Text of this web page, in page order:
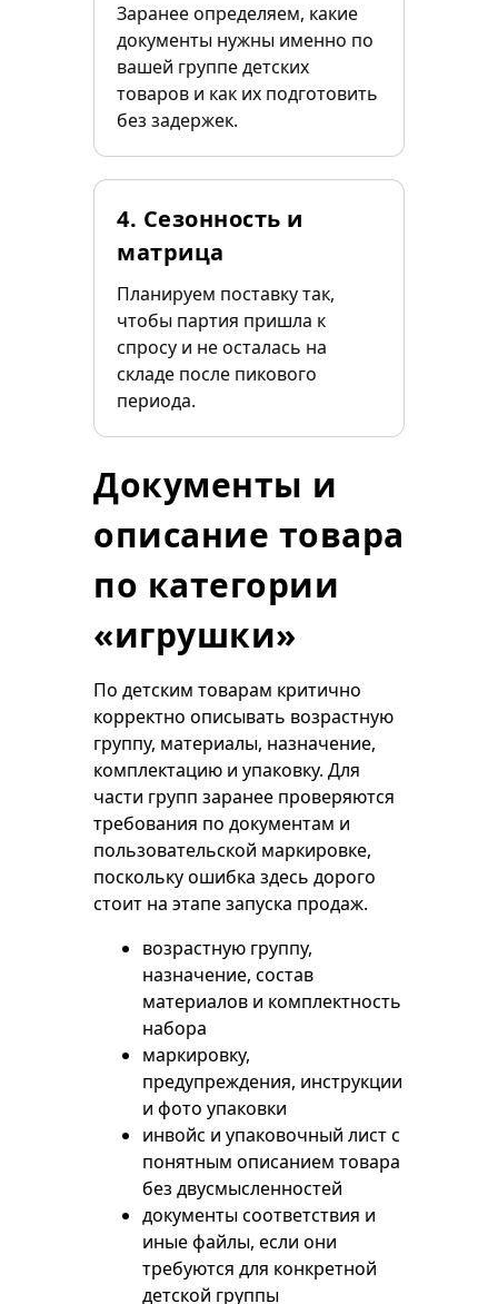
Заранее определяем, какие
документы нужны именно по
вашей группе детских
товаров и как их подготовить
без задержек.
4. Сезонность и
матрица
Планируем поставку так,
чтобы партия пришла к
спросу и не осталась на
складе после пикового
периода.
Документы и
описание товара
по категории
«игрушки»
По детским товарам критично
корректно описывать возрастную
группу, материалы, назначение,
комплектацию и упаковку. Для
части групп заранее проверяются
требования по документам и
пользовательской маркировке,
поскольку ошибка здесь дорого
стоит на этапе запуска продаж.
возрастную группу,
назначение, состав
материалов и комплектность
набора
маркировку,
предупреждения, инструкции
и фото упаковки
инвойс и упаковочный лист с
понятным описанием товара
без двусмысленностей
документы соответствия и
иные файлы, если они
требуются для конкретной
детской группы